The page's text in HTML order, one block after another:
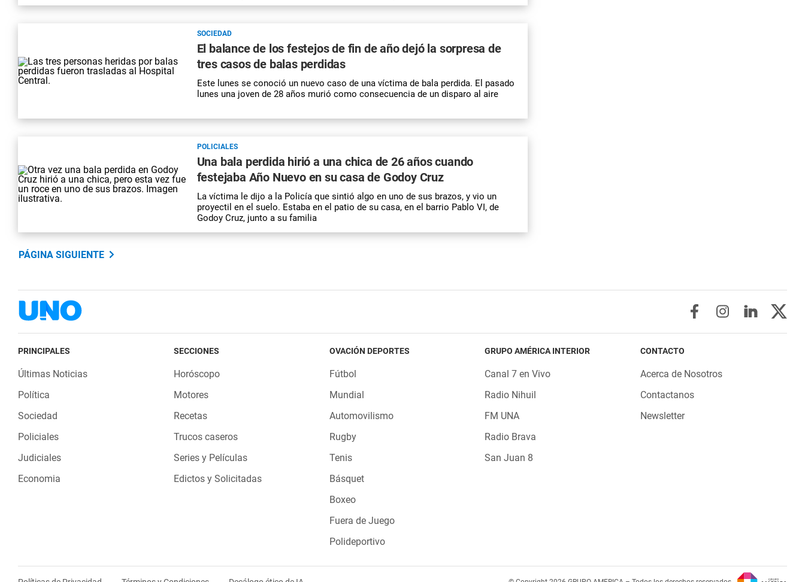
SOCIEDAD
El balance de los festejos de fin de año dejó la sorpresa de
tres casos de balas perdidas
Este lunes se conoció un nuevo caso de una víctima de bala perdida. El pasado
lunes una joven de 28 años murió como consecuencia de un disparo al aire
POLICIALES
Una bala perdida hirió a una chica de 26 años cuando
festejaba Año Nuevo en su casa de Godoy Cruz
La víctima le dijo a la Policía que sintió algo en uno de sus brazos, y vio un
proyectil en el suelo. Estaba en el patio de su casa, en el barrio Pablo VI, de
Godoy Cruz, junto a su familia
PÁGINA SIGUIENTE
PRINCIPALES
Últimas Noticias
Política
Sociedad
Policiales
Judiciales
Economia
SECCIONES
Horóscopo
Motores
Recetas
Trucos caseros
Series y Películas
Edictos y Solicitadas
OVACIÓN DEPORTES
Fútbol
Mundial
Automovilismo
Rugby
Tenis
Básquet
Boxeo
Fuera de Juego
Polideportivo
GRUPO AMÉRICA INTERIOR
Canal 7 en Vivo
Radio Nihuil
FM UNA
Radio Brava
San Juan 8
CONTACTO
Acerca de Nosotros
Contactanos
Newsletter